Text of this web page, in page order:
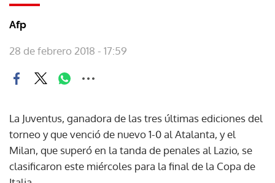
Afp
28 de febrero 2018 - 17:59
La Juventus, ganadora de las tres últimas ediciones del
torneo y que venció de nuevo 1-0 al Atalanta, y el
Milan, que superó en la tanda de penales al Lazio, se
clasificaron este miércoles para la final de la Copa de